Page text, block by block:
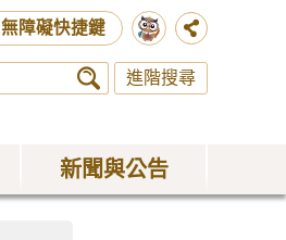
無障礙快捷鍵
進階搜尋
新聞與公告